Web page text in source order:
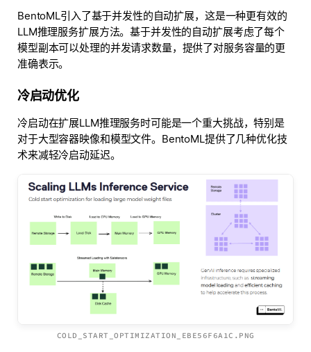
BentoML引入了基于并发性的自动扩展，这是一种更有效的
LLM推理服务扩展方法。基于并发性的自动扩展考虑了每个
模型副本可以处理的并发请求数量，提供了对服务容量的更
准确表示。
冷启动优化
冷启动在扩展LLM推理服务时可能是一个重大挑战，特别是
对于大型容器映像和模型文件。BentoML提供了几种优化技
术来减轻冷启动延迟。
COLD_START_OPTIMIZATION_EBE56F6A1C.PNG